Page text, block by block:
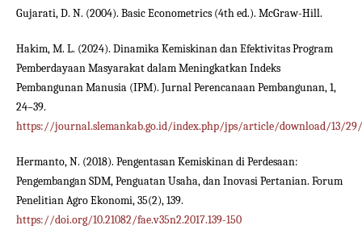
Gujarati, D. N. (2004). Basic Econometrics (4th ed.). McGraw-Hill.
Hakim, M. L. (2024). Dinamika Kemiskinan dan Efektivitas Program
Pemberdayaan Masyarakat dalam Meningkatkan Indeks
Pembangunan Manusia (IPM). Jurnal Perencanaan Pembangunan, 1,
24–39.
https://journal.slemankab.go.id/index.php/jps/article/download/13/
Hermanto, N. (2018). Pengentasan Kemiskinan di Perdesaan:
Pengembangan SDM, Penguatan Usaha, dan Inovasi Pertanian. Forum
Penelitian Agro Ekonomi, 35(2), 139.
https://doi.org/10.21082/fae.v35n2.2017.139-150